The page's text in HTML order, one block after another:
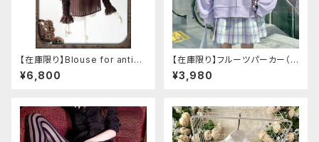
【在庫限り】Blouse for antiqu
e automaton
¥6,800
【在庫限り】フルーツパーカー（ブ
ルべリ、ブドウ、キウイ、チェリー、
ぶどう
¥3,980